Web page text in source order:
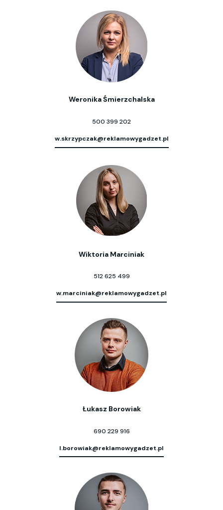
Weronika Śmierzchalska
500 399 202
w.skrzypczak@reklamowygadzet.pl
Wiktoria Marciniak
512 625 499
w.marciniak@reklamowygadzet.pl
Łukasz Borowiak
690 229 916
l.borowiak@reklamowygadzet.pl